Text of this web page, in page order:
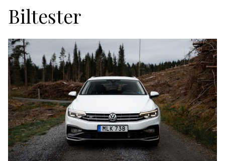
Biltester